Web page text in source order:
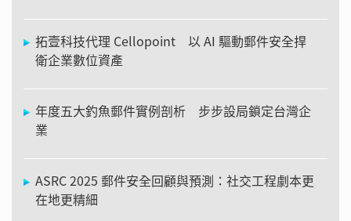
拓壹科技代理 Cellopoint 以 AI 驅動郵件安全捍
衛企業數位資產
年度五大釣魚郵件實例剖析 步步設局鎖定台灣企
業
ASRC 2025 郵件安全回顧與預測：社交工程劇本更
在地更精細